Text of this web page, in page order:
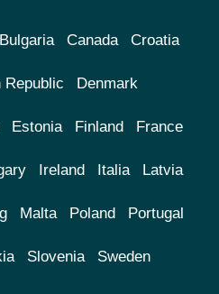
Bulgaria Canada Croatia
Republic Denmark
Estonia Finland France
Ireland Italia Latvia
Malta Poland Portugal
Slovenia Sweden